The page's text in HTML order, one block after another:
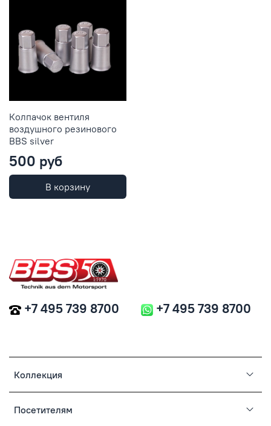
Колпачок вентиля
воздушного резинового
BBS silver
500 руб
В корзину
Коллекция
Посетителям
+7 495 739 8700 +7 495 739 8700